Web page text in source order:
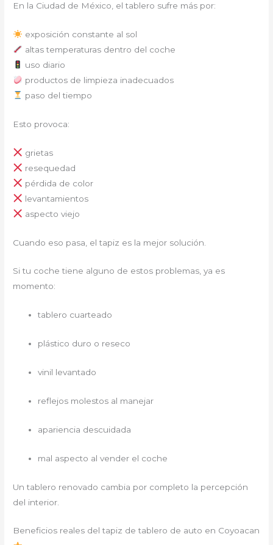
En la Ciudad de México, el tablero sufre más por:
exposición constante al sol
altas temperaturas dentro del coche
uso diario
productos de limpieza inadecuados
paso del tiempo
Esto provoca:
grietas
resequedad
pérdida de color
levantamientos
aspecto viejo
Cuando eso pasa, el tapiz es la mejor solución.
Si tu coche tiene alguno de estos problemas, ya es
momento:
tablero cuarteado
plástico duro o reseco
vinil levantado
reflejos molestos al manejar
apariencia descuidada
mal aspecto al vender el coche
Un tablero renovado cambia por completo la percepción
del interior.
Beneficios reales del tapiz de tablero de auto en Coyoacan